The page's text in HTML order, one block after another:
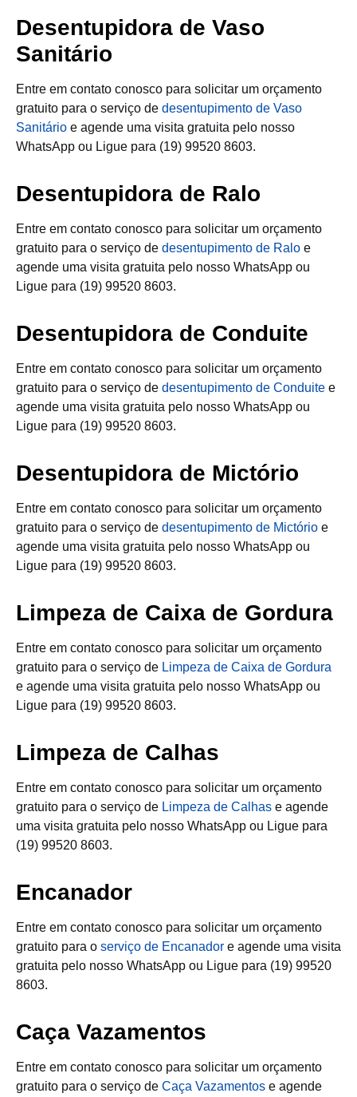
Desentupidora de Vaso
Sanitário
Entre em contato conosco para solicitar um orçamento
gratuito para o serviço de desentupimento de Vaso
Sanitário e agende uma visita gratuita pelo nosso
WhatsApp ou Ligue para (19) 99520 8603.
Desentupidora de Ralo
Entre em contato conosco para solicitar um orçamento
gratuito para o serviço de desentupimento de Ralo e
agende uma visita gratuita pelo nosso WhatsApp ou
Ligue para (19) 99520 8603.
Desentupidora de Conduite
Entre em contato conosco para solicitar um orçamento
gratuito para o serviço de desentupimento de Conduite e
agende uma visita gratuita pelo nosso WhatsApp ou
Ligue para (19) 99520 8603.
Desentupidora de Mictório
Entre em contato conosco para solicitar um orçamento
gratuito para o serviço de desentupimento de Mictório e
agende uma visita gratuita pelo nosso WhatsApp ou
Ligue para (19) 99520 8603.
Limpeza de Caixa de Gordura
Entre em contato conosco para solicitar um orçamento
gratuito para o serviço de Limpeza de Caixa de Gordura
e agende uma visita gratuita pelo nosso WhatsApp ou
Ligue para (19) 99520 8603.
Limpeza de Calhas
Entre em contato conosco para solicitar um orçamento
gratuito para o serviço de Limpeza de Calhas e agende
uma visita gratuita pelo nosso WhatsApp ou Ligue para
(19) 99520 8603.
Encanador
Entre em contato conosco para solicitar um orçamento
gratuito para o serviço de Encanador e agende uma visita
gratuita pelo nosso WhatsApp ou Ligue para (19) 99520
8603.
Caça Vazamentos
Entre em contato conosco para solicitar um orçamento
gratuito para o serviço de Caça Vazamentos e agende